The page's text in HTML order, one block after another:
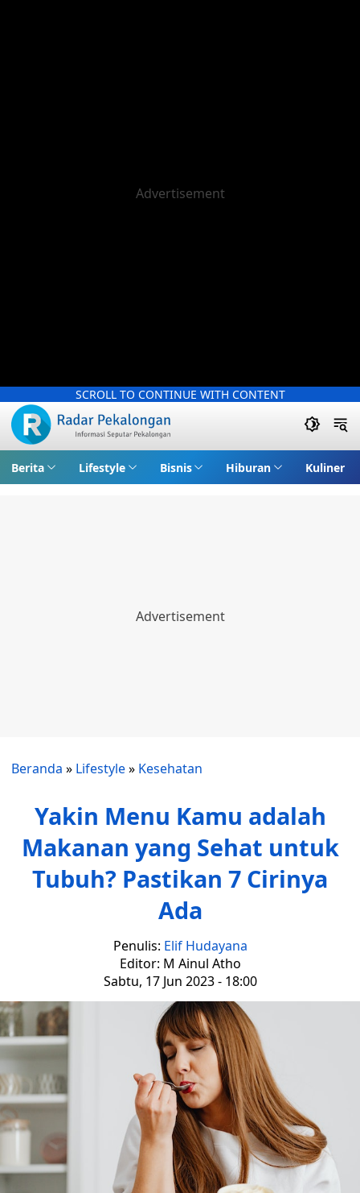
SCROLL TO CONTINUE WITH CONTENT
Berita Lifestyle Bisnis Hiburan Kuliner
Beranda » Lifestyle» Kesehatan
Yakin Menu Kamu adalah
Makanan yang Sehat untuk
Tubuh? Pastikan 7 Cirinya
Ada
Penulis: Elif Hudayana
Editor: M Ainul Atho
Sabtu, 17 Jun 2023 - 18:00